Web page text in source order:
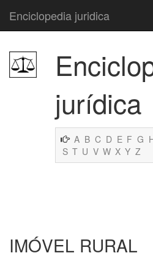
Enciclopedia juridica
jurídica
A B C D E F G
S T U V W X Y Z
IMÓVEL RURAL